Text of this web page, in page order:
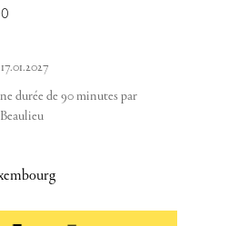
durée de 90 minutes par